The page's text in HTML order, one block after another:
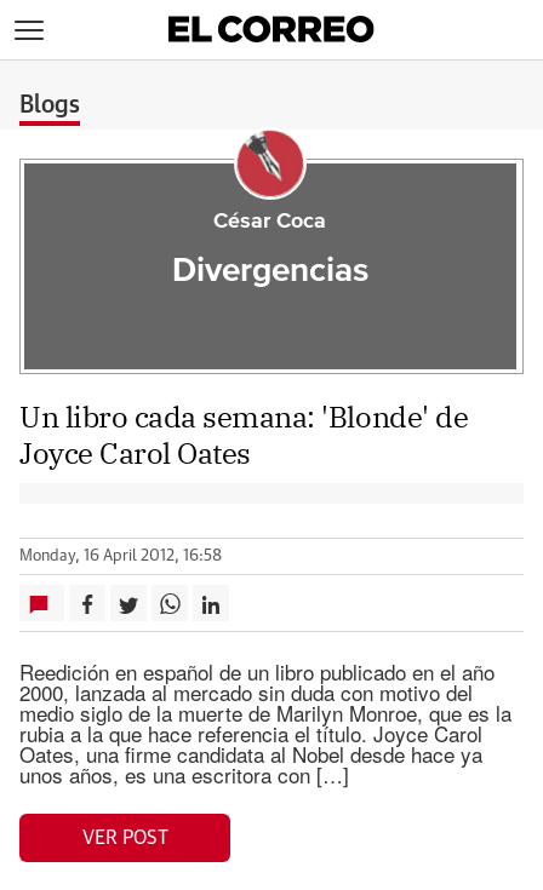
Blogs
César Coca
Divergencias
Un libro cada semana: 'Blonde' de
Joyce Carol Oates
Monday, 16 April 2012, 16:58
Reedición en español de un libro publicado en el año
2000, lanzada al mercado sin duda con motivo del
medio siglo de la muerte de Marilyn Monroe, que es la
rubia a la que hace referencia el título. Joyce Carol
Oates, una firme candidata al Nobel desde hace ya
unos años, es una escritora con […]
VER POST